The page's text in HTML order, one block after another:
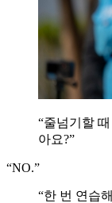
“줄넘기할
아요?”
“NO.”
“한 번 연습